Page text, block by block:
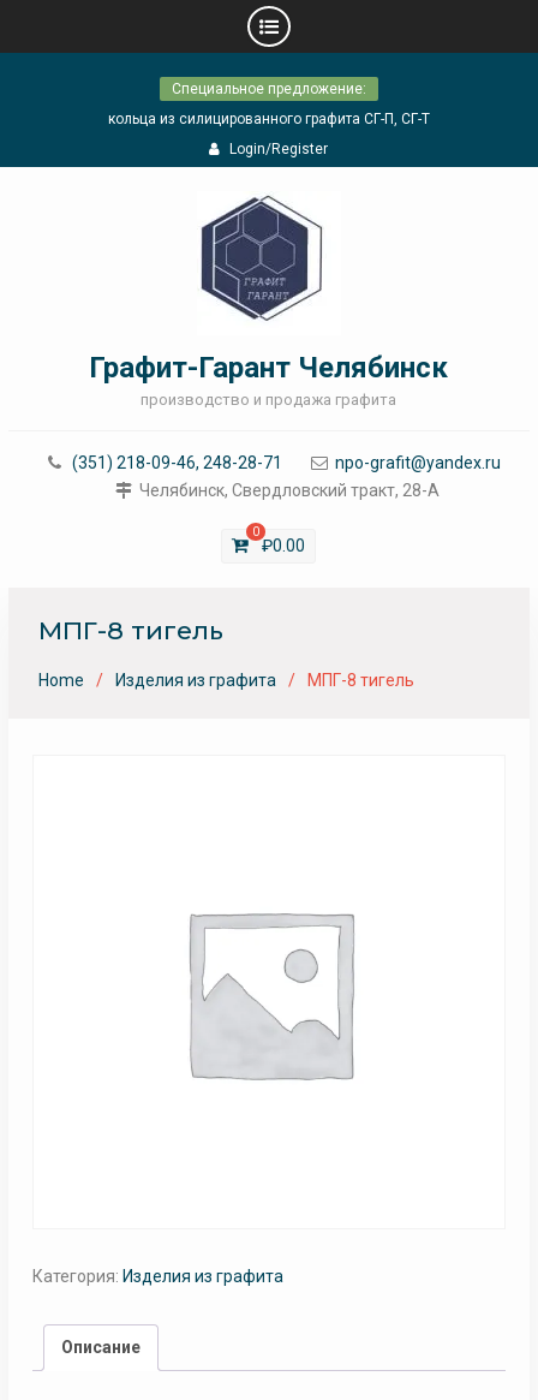
Специальное предложение:
кольца из силицированного графита СГ-П, СГ-Т
Login/Register
Графит-Гарант Челябинск
производство и продажа графита
(351) 218-09-46, 248-28-71
npo-grafit@yandex.ru
Челябинск, Свердловский тракт, 28-А
0
₽0.00
МПГ-8 тигель
Home Изделия из графита МПГ-8 тигель
Категория: Изделия из графита
Описание